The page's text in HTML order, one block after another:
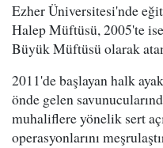
Ezher Üniversitesi'nde
Halep Müftüsü, 2005'te
Büyük Müftüsü olarak
2011'de başlayan halk
önde gelen
muhaliflere yönelik sert
operasyonlarını